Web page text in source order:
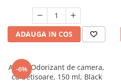
ADAUGA IN COS
-6%
Areon Odorizant de camera,
cu betisoare, 150 ml, Black